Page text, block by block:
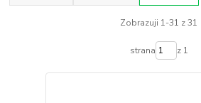
Zobrazuji 1-31 z 31
strana z 1